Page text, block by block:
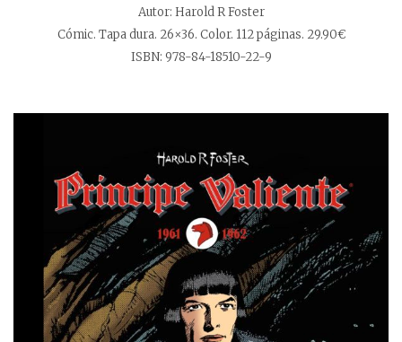
Autor: Harold R Foster
Cómic. Tapa dura. 26×36. Color. 112 páginas. 29.90€
ISBN: 978-84-18510-22-9